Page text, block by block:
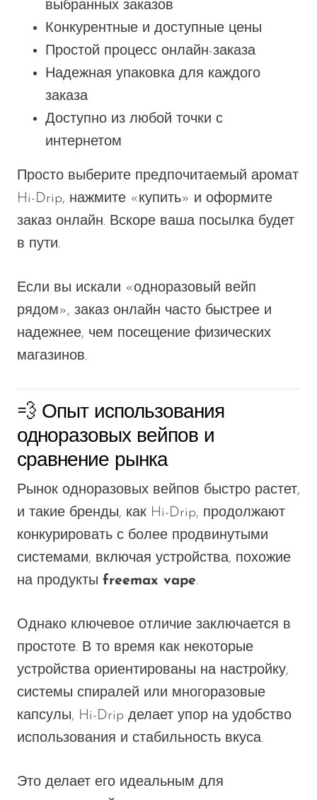
выбранных заказов
Конкурентные и доступные цены
Простой процесс онлайн-заказа
Надежная упаковка для каждого
заказа
Доступно из любой точки с
интернетом
Просто выберите предпочитаемый аромат
Hi-Drip, нажмите «купить» и оформите
заказ онлайн. Вскоре ваша посылка будет
в пути.
Если вы искали «одноразовый вейп
рядом», заказ онлайн часто быстрее и
надежнее, чем посещение физических
магазинов.
💨 Опыт использования
одноразовых вейпов и
сравнение рынка
Рынок одноразовых вейпов быстро растет,
и такие бренды, как Hi-Drip, продолжают
конкурировать с более продвинутыми
системами, включая устройства, похожие
на продукты freemax vape.
Однако ключевое отличие заключается в
простоте. В то время как некоторые
устройства ориентированы на настройку,
системы спиралей или многоразовые
капсулы, Hi-Drip делает упор на удобство
использования и стабильность вкуса.
Это делает его идеальным для